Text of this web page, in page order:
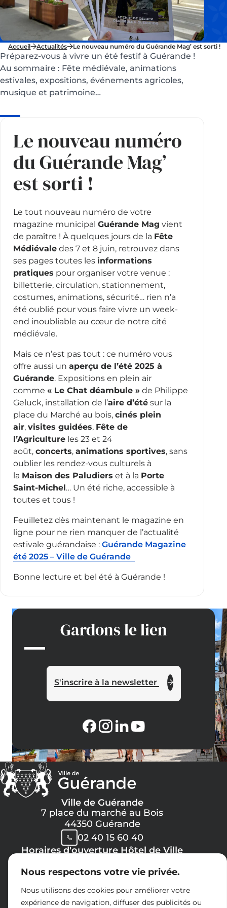
Nous respectons votre vie privée.
Nous utilisons des cookies pour améliorer votre
expérience de navigation, diffuser des publicités ou
Accueil Actualités Le nouveau numéro du Guérande Mag’ est sorti !
Préparez-vous à vivre un été festif à Guérande !
Au sommaire : Fête médiévale, animations
estivales, expositions, événements agricoles,
musique et patrimoine…
Le nouveau numéro
du Guérande Mag’
est sorti !
Le tout nouveau numéro de votre
magazine municipal Guérande Mag vient
de paraître ! À quelques jours de la Fête
Médiévaledes 7 et 8 juin, retrouvez dans
ses pages toutes les informations
pratiques pour organiser votre venue :
billetterie, circulation, stationnement,
costumes, animations, sécurité… rien n’a
été oublié pour vous faire vivre un week-
end inoubliable au cœur de notre cité
médiévale.
Mais ce n’est pas tout : ce numéro vous
offre aussi un aperçu de l’été 2025 à
Guérande. Expositions en plein air
comme « Le Chat déambule »de Philippe
Geluck, installation de l’aire d’étésur la
place du Marché au bois, cinés plein
air, visites guidées, Fête de
l’Agricultureles 23 et 24
août, concerts, animations sportives, sans
oublier les rendez-vous culturels à
la Maison des Paludiers et à la Porte
Saint-Michel… Un été riche, accessible à
toutes et tous !
Feuilletez dès maintenant le magazine en
ligne pour ne rien manquer de l’actualité
estivale guérandaise : Guérande Magazine
été 2025 – Ville de Guérande
Bonne lecture et bel été à Guérande !
Gardons le lien
S'inscrire à la newsletter
Ville de Guérande
7 place du marché au Bois
44350 Guérande
02 40 15 60 40
Horaires d'ouverture Hôtel de Ville
Lundi, Mercredi, Jeudi, Vendredi :
08h30 -> 12h00
13h30 -> 17h30
Mardi :